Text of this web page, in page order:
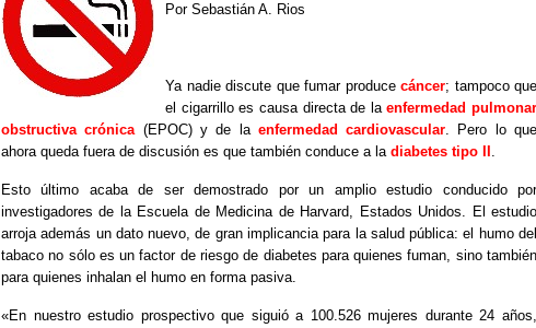
Por Sebastián A. Rios
Ya nadie discute que fumar produce cáncer; tampoco que
el cigarrillo es causa directa de laenfermedad pulmonar
obstructiva crónica(EPOC) y de la enfermedad cardiovascular. Pero lo que
ahora queda fuera de discusión es que también conduce a la diabetes tipo II .
Esto último acaba de ser demostrado por un amplio estudio conducido por
investigadores de la Escuela de Medicina de Harvard, Estados Unidos. El estudio
arroja además un dato nuevo, de gran implicancia para la salud pública: el humo del
tabaco no sólo es un factor de riesgo de diabetes para quienes fuman, sino también
para quienes inhalan el humo en forma pasiva.
«En nuestro estudio prospectivo que siguió a 100.526 mujeres durante 24 años,